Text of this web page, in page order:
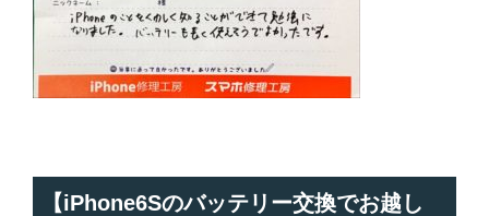
【iPhone6Sのバッテリー交換でお越し